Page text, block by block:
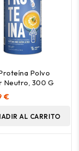
Polvo
Neutro, 300 G
€
AL CARRITO